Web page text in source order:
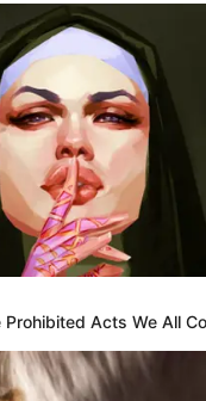
104 con carrera 25
habituales.
-
estrena
Prohibited Acts We All